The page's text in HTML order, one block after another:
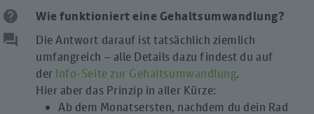
help Wie funktioniert eine Gehaltsumwandlung?
question_answer
Die Antwort darauf ist tatsächlich ziemlich
umfangreich – alle Details dazu findest du auf
der Info-Seite zur Gehaltsumwandlung.
Hier aber das Prinzip in aller Kürze:
Ab dem Monatsersten, nachdem du dein Rad